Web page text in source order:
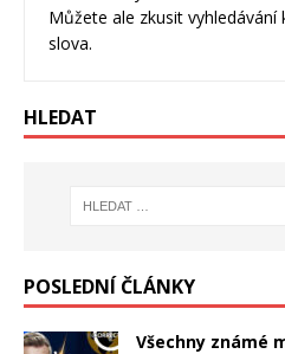
Můžete ale zkusit
slova.
HLEDAT
POSLEDNÍ ČLÁNKY
Všechny známé